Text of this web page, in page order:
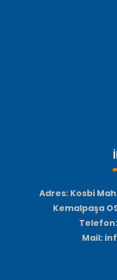
Adres: Kosbi
Kemalpaşa
Mail: